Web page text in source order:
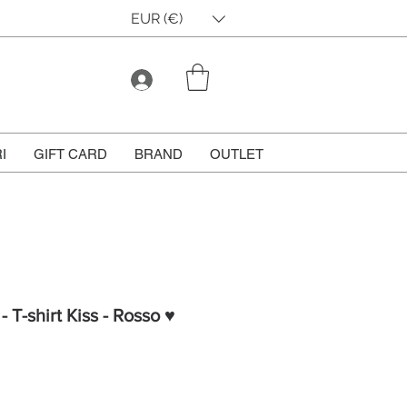
EUR (€)
GIFT CARD BRAND OUTLET
T-shirt Kiss - Rosso ♥